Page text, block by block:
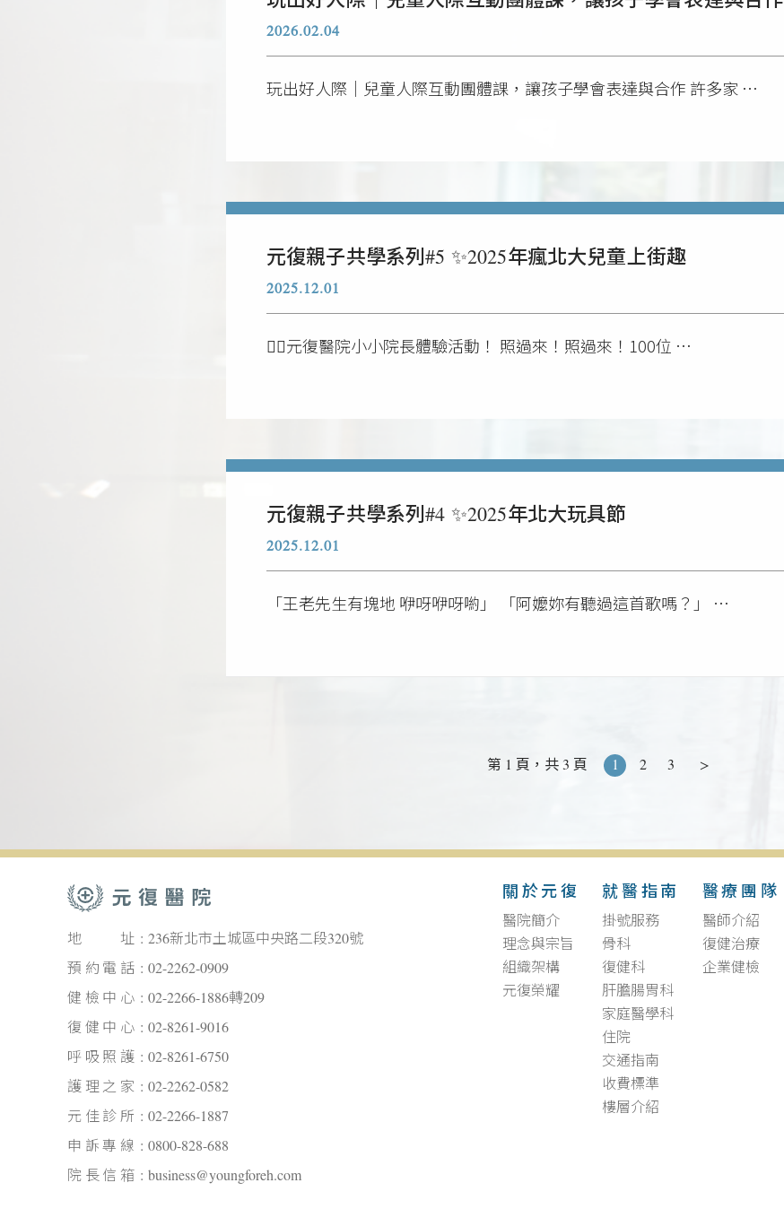
2026.02.04
玩出好人際｜兒童人際互動團體課，讓孩子學會表達與合作 許多家 …
元復親子共學系列#5 ✨2025年瘋北大兒童上街趣
2025.12.01
👩‍⚕️元復醫院小小院長體驗活動！ 照過來！照過來！100位 …
元復親子共學系列#4 ✨2025年北大玩具節
2025.12.01
「王老先生有塊地 咿呀咿呀喲」 「阿嬤妳有聽過這首歌嗎？」 …
第 1 頁，共 3 頁 1 2 3 >
地址
236新北市土城區中央路二段320號
預約電話
02-2262-0909
健檢中心
02-2266-1886轉209
復健中心
02-8261-9016
呼吸照護
02-8261-6750
護理之家
02-2262-0582
元佳診所
02-2266-1887
申訴專線
0800-828-688
院長信箱
business@youngforeh.com
關於元復
醫院簡介
理念與宗旨
組織架構
元復榮耀
就醫指南
掛號服務
骨科
復健科
肝膽腸胃科
家庭醫學科
住院
交通指南
收費標準
樓層介紹
醫療團隊
醫師介紹
復健治療
企業健檢